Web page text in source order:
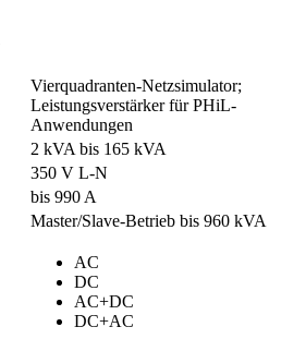
Vierquadranten-Netzsimulator;
Leistungsverstärker für PHiL-
Anwendungen
2 kVA bis 165 kVA
350 V L-N
bis 990 A
Master/Slave-Betrieb bis 960 kVA
AC
DC
AC+DC
DC+AC